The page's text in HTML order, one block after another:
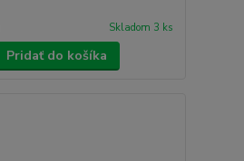
Skladom 3 ks
Pridať do košíka